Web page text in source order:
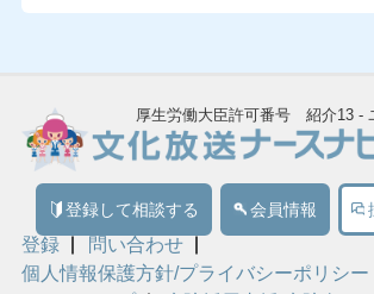
厚生労働大臣許可番号 紹介13 -
登録して相談する 会員情報
登録
問い合わせ
個人情報保護方針/プライバシーポリシー